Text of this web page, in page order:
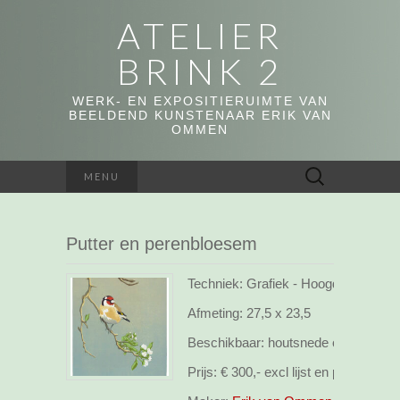
ATELIER
BRINK 2
WERK- EN EXPOSITIERUIMTE VAN
BEELDEND KUNSTENAAR ERIK VAN
OMMEN
MENU
Zoeken
naar:
Putter en perenbloesem
Techniek: Grafiek - Hoogdruk,
Afmeting: 27,5 x 23,5
Beschikbaar: houtsnede opl.35
Prijs: € 300,- excl lijst en pp